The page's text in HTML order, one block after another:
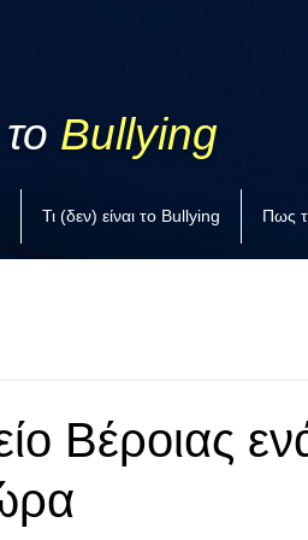
Bullying
Τι (δεν) είναι το Bullying Πως
Βέροιας